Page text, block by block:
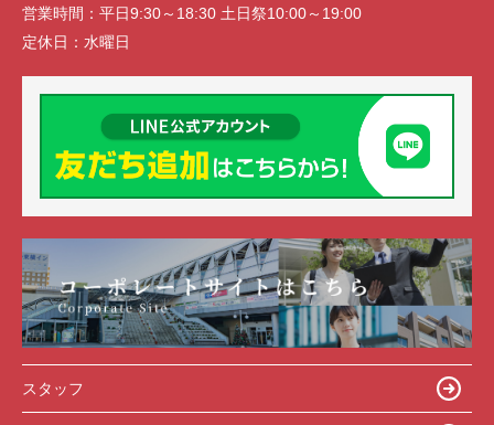
営業時間： 平日9:30～18:30 土日祭10:00～19:00
定休日： 水曜日
スタッフ